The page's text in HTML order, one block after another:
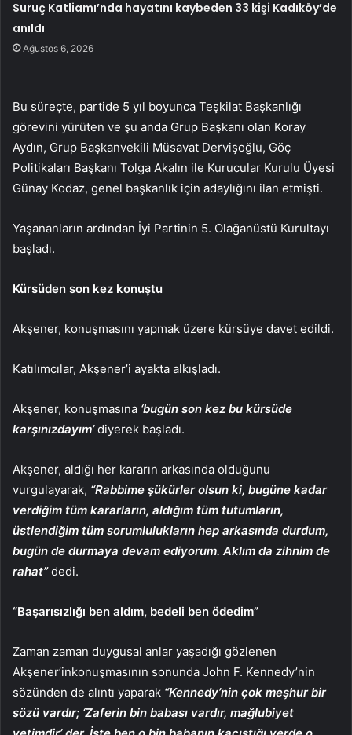
Suruç Katliamı’nda hayatını kaybeden 33 kişi Kadıköy’de
anıldı
Ağustos 6, 2026
Bu süreçte, partide 5 yıl boyunca Teşkilat Başkanlığı
görevini yürüten ve şu anda Grup Başkanı olan Koray
Aydın, Grup Başkanvekili Müsavat Dervişoğlu, Göç
Politikaları Başkanı Tolga Akalın ile Kurucular Kurulu Üyesi
Günay Kodaz, genel başkanlık için adaylığını ilan etmişti.
Yaşananların ardından İyi Partinin 5. Olağanüstü Kurultayı
başladı.
Kürsüden son kez konuştu
Akşener, konuşmasını yapmak üzere kürsüye davet edildi.
Katılımcılar, Akşener’i ayakta alkışladı.
Akşener, konuşmasına ‘bugün son kez bu kürsüde
karşınızdayım’diyerek başladı.
Akşener, aldığı her kararın arkasında olduğunu
vurgulayarak, “Rabbime şükürler olsun ki, bugüne kadar
verdiğim tüm kararların, aldığım tüm tutumların,
üstlendiğim tüm sorumlulukların hep arkasında durdum,
bugün de durmaya devam ediyorum. Aklım da zihnim de
rahat”dedi.
“Başarısızlığı ben aldım, bedeli ben ödedim”
Zaman zaman duygusal anlar yaşadığı gözlenen
Akşener’inkonuşmasının sonunda John F. Kennedy’nin
sözünden de alıntı yaparak “Kennedy’nin çok meşhur bir
sözü vardır; ‘Zaferin bin babası vardır, mağlubiyet